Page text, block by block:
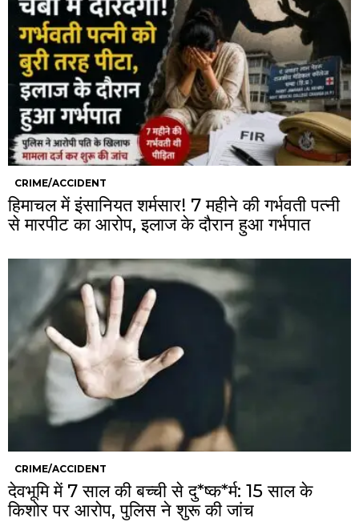
CRIME/ACCIDENT
हिमाचल में इंसानियत शर्मसार! 7 महीने की गर्भवती पत्नी
से मारपीट का आरोप, इलाज के दौरान हुआ गर्भपात
CRIME/ACCIDENT
देवभूमि में 7 साल की बच्ची से दु*ष्क*र्म: 15 साल के
किशोर पर आरोप, पुलिस ने शुरू की जांच